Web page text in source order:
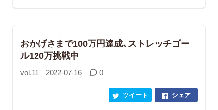
おかげさまで100万円達成、ストレッチゴー
ル120万挑戦中
vol.11 2022-07-16 0
シェア
ツイート